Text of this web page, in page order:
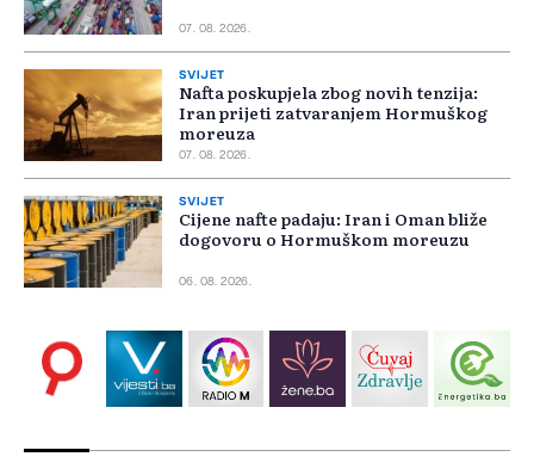
07. 08. 2026.
SVIJET
Nafta poskupjela zbog novih tenzija:
Iran prijeti zatvaranjem Hormuškog
moreuza
07. 08. 2026.
SVIJET
Cijene nafte padaju: Iran i Oman bliže
dogovoru o Hormuškom moreuzu
06. 08. 2026.